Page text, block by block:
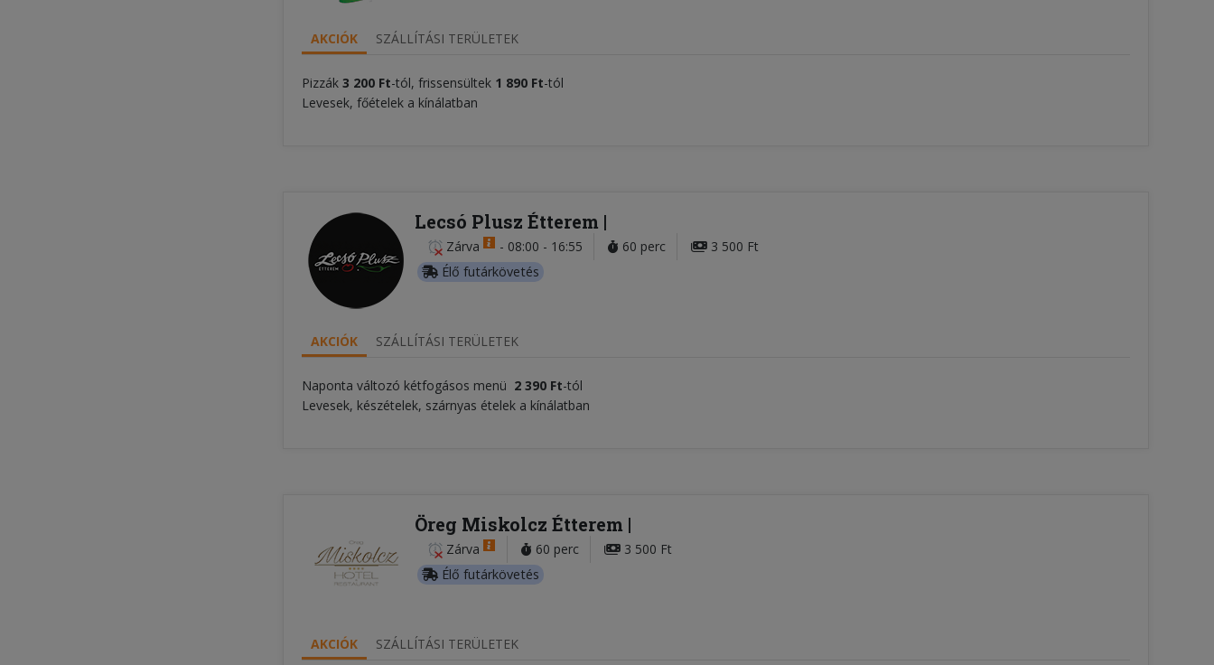
AKCIÓK SZÁLLÍTÁSI TERÜLETEK
Pizzák 3 200 Ft-tól, frissensültek 1 890 Ft-tól
Levesek, főételek a kínálatban
Lecsó Plusz Étterem
Zárva - 08:00 - 16:55 60 perc
3 500 Ft
Élő futárkövetés
AKCIÓK SZÁLLÍTÁSI TERÜLETEK
Naponta változó kétfogásos menü 2 390 Ft-tól
Levesek, készételek, szárnyas ételek a kínálatban
Öreg Miskolcz Étterem
Zárva 60 perc
3 500 Ft
Élő futárkövetés
AKCIÓK SZÁLLÍTÁSI TERÜLETEK